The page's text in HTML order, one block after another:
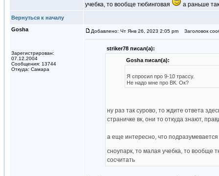
учебка, то вообще тюбинговая а раньше
Вернуться к началу
Gosha
Зарегистрирован:
07.12.2004
Сообщения: 13744
Откуда: Самара
Добавлено: Чт Янв 26, 2023 2:05 pm Заголовок
striker78 писал(а):
Gosha писал(а):
Я спросил про 9-10 трассу.
Не надо мне про ВК. Ок?
ну раз так сурово, то ждите ответа
страничке вк, они то откуда знают,
а еще интересно, что
сноупарк, то малая учебка, то вообще
сосчитать